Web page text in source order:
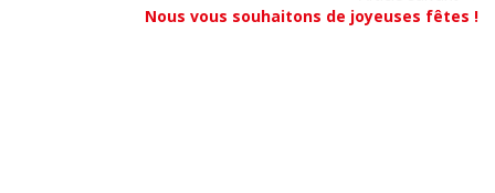
Nous vous souhaitons de joyeuses fêtes !